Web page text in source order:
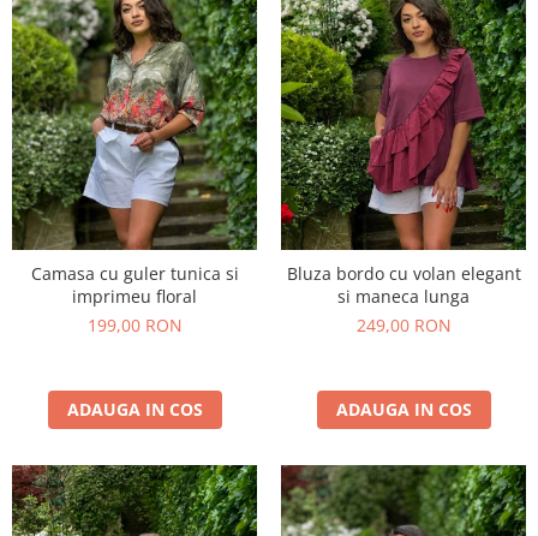
Camasa cu guler tunica si
imprimeu floral
199,00 RON
ADAUGA IN COS
Bluza bordo cu volan elegant
si maneca lunga
249,00 RON
ADAUGA IN COS